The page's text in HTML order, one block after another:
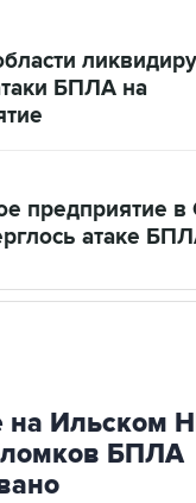
БПЛА на
предприятие в
атаке
на Ильском
БПЛА